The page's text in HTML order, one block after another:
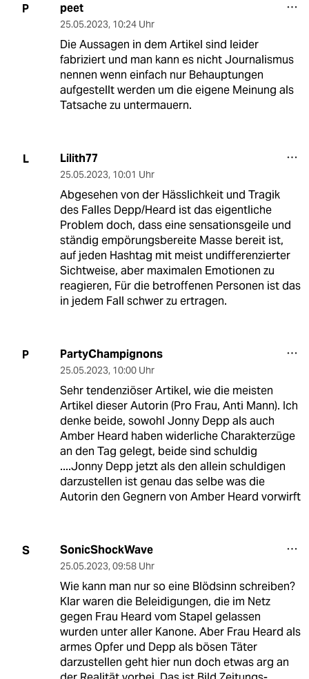
P peet
25.05.2023, 10:24 Uhr
Die Aussagen in dem Artikel sind leider
fabriziert und man kann es nicht Journalismus
nennen wenn einfach nur Behauptungen
aufgestellt werden um die eigene Meinung als
Tatsache zu untermauern.
L Lilith77
25.05.2023, 10:01 Uhr
Abgesehen von der Hässlichkeit und Tragik
des Falles Depp/Heard ist das eigentliche
Problem doch, dass eine sensationsgeile und
ständig empörungsbereite Masse bereit ist,
auf jeden Hashtag mit meist undifferenzierter
Sichtweise, aber maximalen Emotionen zu
reagieren, Für die betroffenen Personen ist das
in jedem Fall schwer zu ertragen.
P PartyChampignons
25.05.2023, 10:00 Uhr
Sehr tendenziöser Artikel, wie die meisten
Artikel dieser Autorin (Pro Frau, Anti Mann). Ich
denke beide, sowohl Jonny Depp als auch
Amber Heard haben widerliche Charakterzüge
an den Tag gelegt, beide sind schuldig
....Jonny Depp jetzt als den allein schuldigen
darzustellen ist genau das selbe was die
Autorin den Gegnern von Amber Heard vorwirft
S SonicShockWave
25.05.2023, 09:58 Uhr
Wie kann man nur so eine Blödsinn schreiben?
Klar waren die Beleidigungen, die im Netz
gegen Frau Heard vom Stapel gelassen
wurden unter aller Kanone. Aber Frau Heard als
armes Opfer und Depp als bösen Täter
darzustellen geht hier nun doch etwas arg an